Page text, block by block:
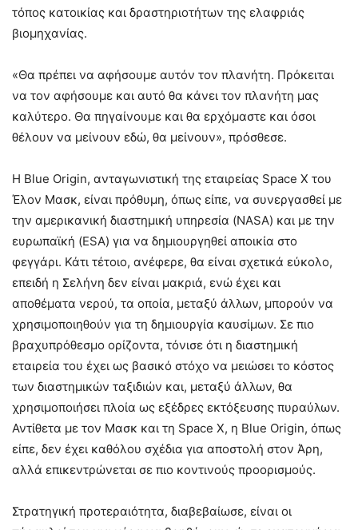
τόπος κατοικίας και δραστηριοτήτων της ελαφριάς
βιομηχανίας.
«Θα πρέπει να αφήσουμε αυτόν τον πλανήτη. Πρόκειται
να τον αφήσουμε και αυτό θα κάνει τον πλανήτη μας
καλύτερο. Θα πηγαίνουμε και θα ερχόμαστε και όσοι
θέλουν να μείνουν εδώ, θα μείνουν», πρόσθεσε.
Η Blue Origin, ανταγωνιστική της εταιρείας Space X του
Έλον Μασκ, είναι πρόθυμη, όπως είπε, να συνεργασθεί με
την αμερικανική διαστημική υπηρεσία (NASA) και με την
ευρωπαϊκή (ESA) για να δημιουργηθεί αποικία στο
φεγγάρι. Κάτι τέτοιο, ανέφερε, θα είναι σχετικά εύκολο,
επειδή η Σελήνη δεν είναι μακριά, ενώ έχει και
αποθέματα νερού, τα οποία, μεταξύ άλλων, μπορούν να
χρησιμοποιηθούν για τη δημιουργία καυσίμων. Σε πιο
βραχυπρόθεσμο ορίζοντα, τόνισε ότι η διαστημική
εταιρεία του έχει ως βασικό στόχο να μειώσει το κόστος
των διαστημικών ταξιδιών και, μεταξύ άλλων, θα
χρησιμοποιήσει πλοία ως εξέδρες εκτόξευσης πυραύλων.
Αντίθετα με τον Μασκ και τη Space X, η Blue Origin, όπως
είπε, δεν έχει καθόλου σχέδια για αποστολή στον Άρη,
αλλά επικεντρώνεται σε πιο κοντινούς προορισμούς.
Στρατηγική προτεραιότητα, διαβεβαίωσε, είναι οι